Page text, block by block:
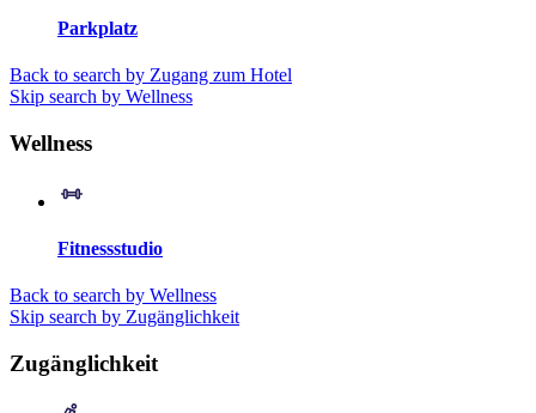
Parkplatz
Back to search by Zugang zum Hotel
Skip search by Wellness
Wellness
Fitnessstudio
Back to search by Wellness
Skip search by Zugänglichkeit
Zugänglichkeit